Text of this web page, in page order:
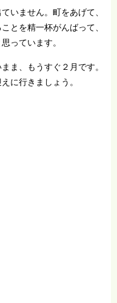
いません。町をあげて、
とを精一杯がんばって、
っています。
ま、もうすぐ２月です。
に行きましょう。